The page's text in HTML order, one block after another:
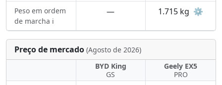
Peso em ordem
de marcha ℹ️
— 1.715 kg ⚙️
Preço de mercado (Agosto de 2026)
BYD King
GS
Geely EX5
PRO